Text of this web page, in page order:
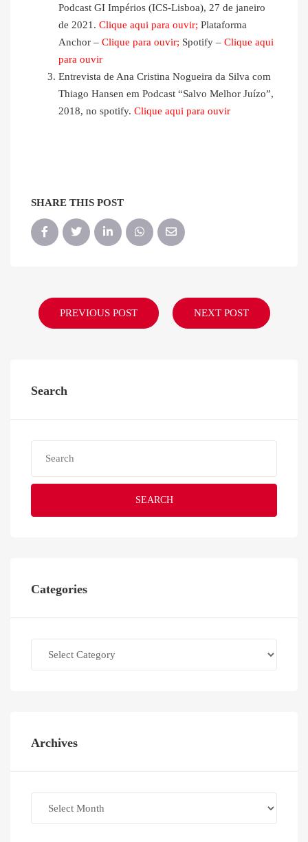
Podcast GI Impérios (ICS-Lisboa), 27 de janeiro
de 2021. Clique aqui para ouvir; Plataforma
Anchor – Clique para ouvir; Spotify – Clique aqui
para ouvir
Entrevista de Ana Cristina Nogueira da Silva com
Thiago Hansen em Podcast “Salvo Melhor Juízo”,
2018, no spotify. Clique aqui para ouvir
SHARE THIS POST
PREVIOUS POST NEXT POST
Search
SEARCH
Categories
Archives